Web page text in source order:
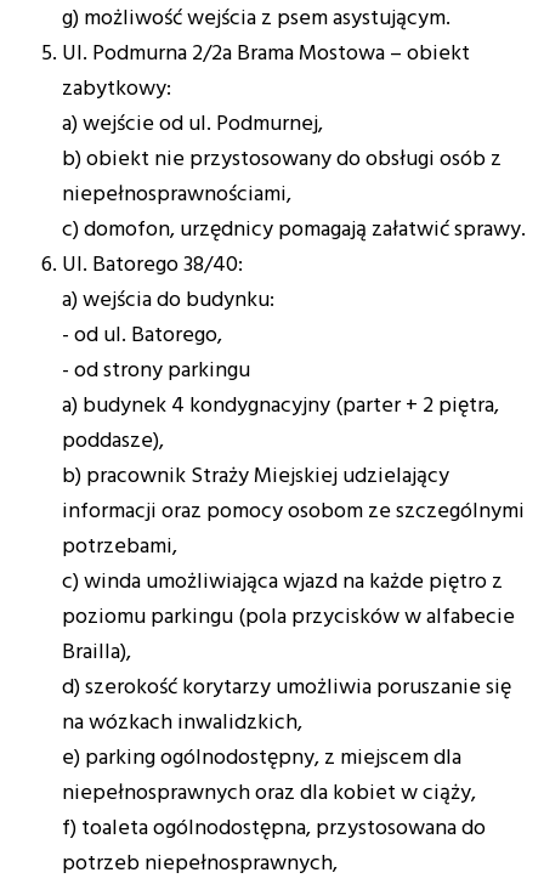
g) możliwość wejścia z psem asystującym.
Ul. Podmurna 2/2a Brama Mostowa – obiekt
zabytkowy:
a) wejście od ul. Podmurnej,
b) obiekt nie przystosowany do obsługi osób z
niepełnosprawnościami,
c) domofon, urzędnicy pomagają załatwić sprawy.
Ul. Batorego 38/40:
a) wejścia do budynku:
- od ul. Batorego,
- od strony parkingu
a) budynek 4 kondygnacyjny (parter + 2 piętra,
poddasze),
b) pracownik Straży Miejskiej udzielający
informacji oraz pomocy osobom ze szczególnymi
potrzebami,
c) winda umożliwiająca wjazd na każde piętro z
poziomu parkingu (pola przycisków w alfabecie
Brailla),
d) szerokość korytarzy umożliwia poruszanie się
na wózkach inwalidzkich,
e) parking ogólnodostępny, z miejscem dla
niepełnosprawnych oraz dla kobiet w ciąży,
f) toaleta ogólnodostępna, przystosowana do
potrzeb niepełnosprawnych,